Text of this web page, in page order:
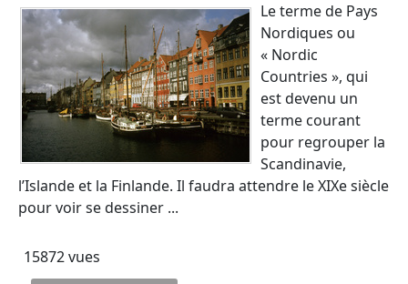
Le terme de Pays
Nordiques ou
« Nordic
Countries », qui
est devenu un
terme courant
pour regrouper la
Scandinavie,
l’Islande et la Finlande. Il faudra attendre le XIXe siècle
pour voir se dessiner ...
15872 vues